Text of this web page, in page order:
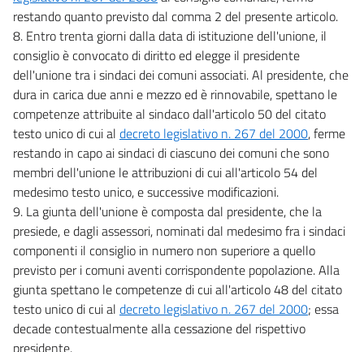
restando quanto previsto dal comma 2 del presente articolo.
8. Entro trenta giorni dalla data di istituzione dell'unione, il
consiglio è convocato di diritto ed elegge il presidente
dell'unione tra i sindaci dei comuni associati. Al presidente, che
dura in carica due anni e mezzo ed è rinnovabile, spettano le
competenze attribuite al sindaco dall'articolo 50 del citato
testo unico di cui al decreto legislativo n. 267 del 2000, ferme
restando in capo ai sindaci di ciascuno dei comuni che sono
membri dell'unione le attribuzioni di cui all'articolo 54 del
medesimo testo unico, e successive modificazioni.
9. La giunta dell'unione è composta dal presidente, che la
presiede, e dagli assessori, nominati dal medesimo fra i sindaci
componenti il consiglio in numero non superiore a quello
previsto per i comuni aventi corrispondente popolazione. Alla
giunta spettano le competenze di cui all'articolo 48 del citato
testo unico di cui al decreto legislativo n. 267 del 2000; essa
decade contestualmente alla cessazione del rispettivo
presidente.